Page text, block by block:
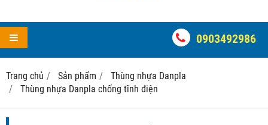
0903492986
Trang chủ Sản phẩm
Thùng nhựa Danpla
Thùng nhựa Danpla chống tĩnh điện